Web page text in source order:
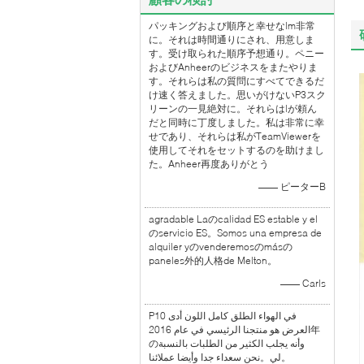
パッキングおよび順序と幸せなlm非常
に。それは時間通りにされ、用意しま
す。受け取られた順序予想通り。ペニー
およびAnheerのビジネスをまたやりま
す。それらは私の質問にすべてできるだ
け速く答えました。思いがけないP3スク
リーンの一見絶対に。それらはlが頼ん
だと同時に丁度しました。私は非常に幸
せであり、それらは私がTeamViewerを
使用してそれをセットするのを助けまし
た。Anheer再度ありがとう
—— ピーターB
agradable Laのcalidad ES estable y el
のservicio ES。Somos una empresa de
alquiler yのvenderemosのmásの
paneles外的人格de Melton。
—— Carls
P10 في الهواء الطلق كامل اللون أدى
العرض هو منتجنا الرئيسي في عام 2016年
のوأنه يجلب الكثير من الطلبات بالنسبة
لي。نحن سعداء جدا وأيضا عملائنا。